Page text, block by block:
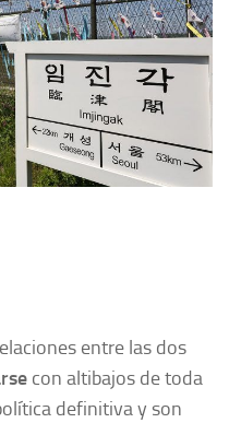
entre las dos
con altibajos de toda
definitiva y son